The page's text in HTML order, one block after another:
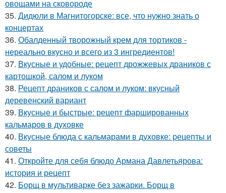
овощами на сковороде
35. Дидюли в Магнитогорске: все, что нужно знать о
концертах
36. Обалденный творожный крем для тортиков -
нереально вкусно и всего из 3 ингредиентов!
37. Вкусные и удобные: рецепт дрожжевых драников с
картошкой, салом и луком
38. Рецепт драников с салом и луком: вкусный
деревенский вариант
39. Вкусные и быстрые: рецепт фаршированных
кальмаров в духовке
40. Вкусные блюда с кальмарами в духовке: рецепты и
советы
41. Откройте для себя блюдо Армана Давлетьярова:
история и рецепт
42. Борщ в мультиварке без зажарки. Борщ в